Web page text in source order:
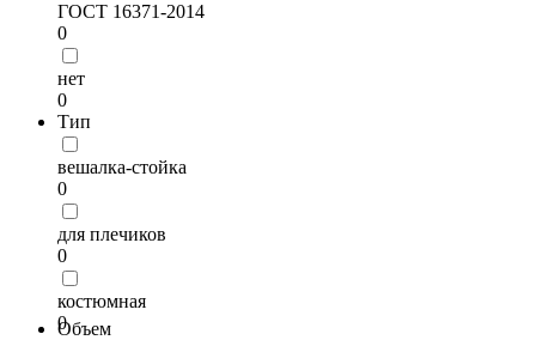
ГОСТ 16371-2014
0
нет
0
Тип
вешалка-стойка
0
для плечиков
0
костюмная
0
Объем